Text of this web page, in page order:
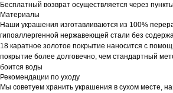
Бесплатный возврат осуществляется через
Материалы
Наши украшения изготавливаются из 100%
гипоаллергенной нержавеющей стали без
18 каратное золотое покрытие наносится с
покрытие более долговечно, чем стандартный
боится воды
Рекомендации по уходу
Мы советуем хранить украшения в сухом месте,